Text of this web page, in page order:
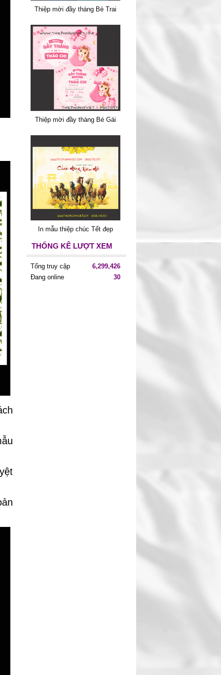
Thiệp mời đầy tháng Bé Trai
Thiệp mời đầy tháng Bé Gái
In mẫu thiệp chúc Tết đẹp
THỐNG KÊ LƯỢT XEM
Tổng truy cập
6,299,426
Đang online
30